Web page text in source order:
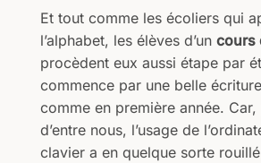
Et tout comme les écoliers qui
l’alphabet, les élèves d’un cours
procèdent eux aussi étape par
commence par une belle
comme en première année.
d’entre nous, l’usage de
clavier a en quelque sorte